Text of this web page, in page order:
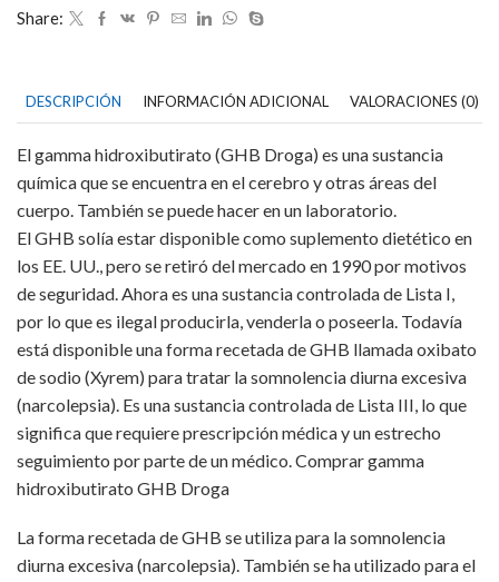
Share:
DESCRIPCIÓN INFORMACIÓN ADICIONAL VALORACIONES (0)
El gamma hidroxibutirato (GHB Droga) es una sustancia
química que se encuentra en el cerebro y otras áreas del
cuerpo. También se puede hacer en un laboratorio.
El GHB solía estar disponible como suplemento dietético en
los EE. UU., pero se retiró del mercado en 1990 por motivos
de seguridad. Ahora es una sustancia controlada de Lista I,
por lo que es ilegal producirla, venderla o poseerla. Todavía
está disponible una forma recetada de GHB llamada oxibato
de sodio (Xyrem) para tratar la somnolencia diurna excesiva
(narcolepsia). Es una sustancia controlada de Lista III, lo que
significa que requiere prescripción médica y un estrecho
seguimiento por parte de un médico. Comprar gamma
hidroxibutirato GHB Droga
La forma recetada de GHB se utiliza para la somnolencia
diurna excesiva (narcolepsia). También se ha utilizado para el